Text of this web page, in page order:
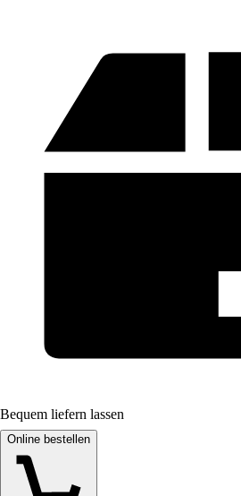
Bequem liefern lassen
Online bestellen